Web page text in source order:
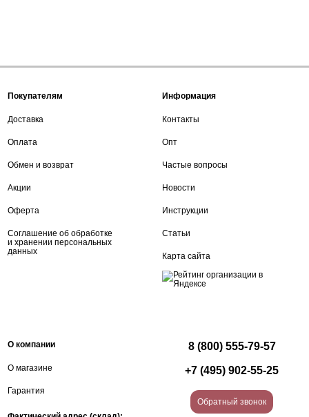
Покупателям
Доставка
Оплата
Обмен и возврат
Акции
Оферта
Соглашение об обработке
и хранении персональных
данных
Информация
Контакты
Опт
Частые вопросы
Новости
Инструкции
Статьи
Карта сайта
О компании
О магазине
Гарантия
8 (800) 555-79-57
+7 (495) 902-55-25
Обратный звонок